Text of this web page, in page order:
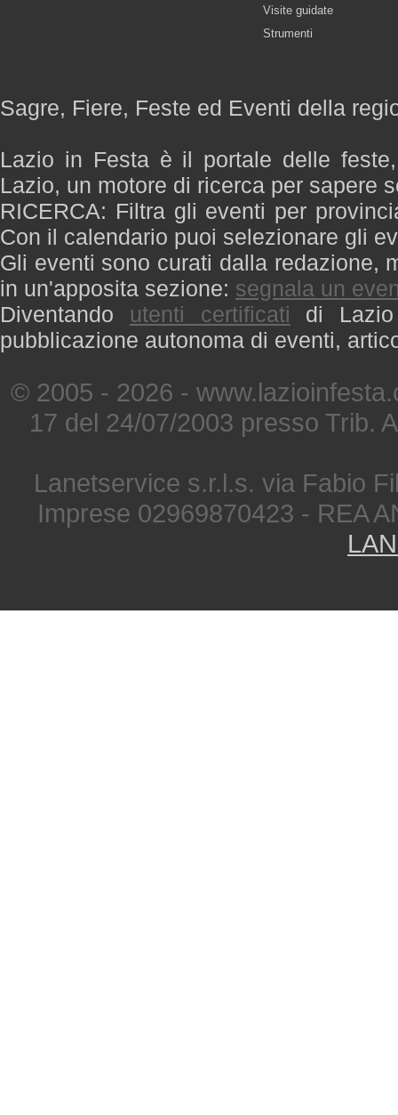
Visite guidate
Strumenti
Sagre, Fiere, Feste ed Eventi della
Lazio in Festa è il portale delle
Lazio, un motore di ricerca per sapere
RICERCA: Filtra gli eventi per
Con il calendario puoi selezionare gli
Gli eventi sono curati dalla redazione,
in un'apposita sezione: segnala un
Diventando utenti certificati di
pubblicazione autonoma di eventi,
© 2005 - 2026 -
17 del 24/07/2003 presso Trib.
Lanetservice s.r.l.s. via Fabio
Imprese 02969870423 - REA